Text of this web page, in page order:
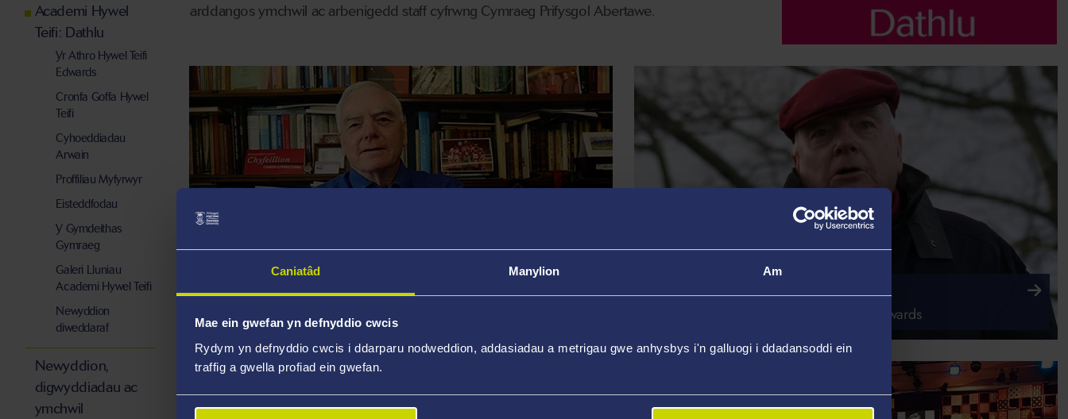
Caniatâd Manylion Am
Mae ein gwefan yn defnyddio cwcis
Rydym yn defnyddio cwcis i ddarparu nodweddion, addasiadau a metrigau gwe anhysbys i'n galluogi i ddadansoddi ein
traffig a gwella profiad ein gwefan.
arddangosymchwil ac arbenigedd staff cyfrwng Cymraeg Prifysgol Abertawe.
YR ATHRO HYWEL TEIFI EDWARDS.
Un o fawrion y genedl
CRONFA GOFFA HYWEL TEIFI
Coffáu cyfraniad arbennig Hywel Teifi Edwards
Academi Hywel
Teifi: Dathlu
Yr Athro Hywel Teifi
Edwards
Cronfa Goffa Hywel
Teifi
Cyhoeddiadau
Arwain
Proffiliau Myfyrwyr
Eisteddfodau
Y Gymdeithas
Gymraeg
Galeri Lluniau
Academi Hywel Teifi
Newyddion
diweddaraf
Newyddion,
digwyddiadau ac
ymchwil